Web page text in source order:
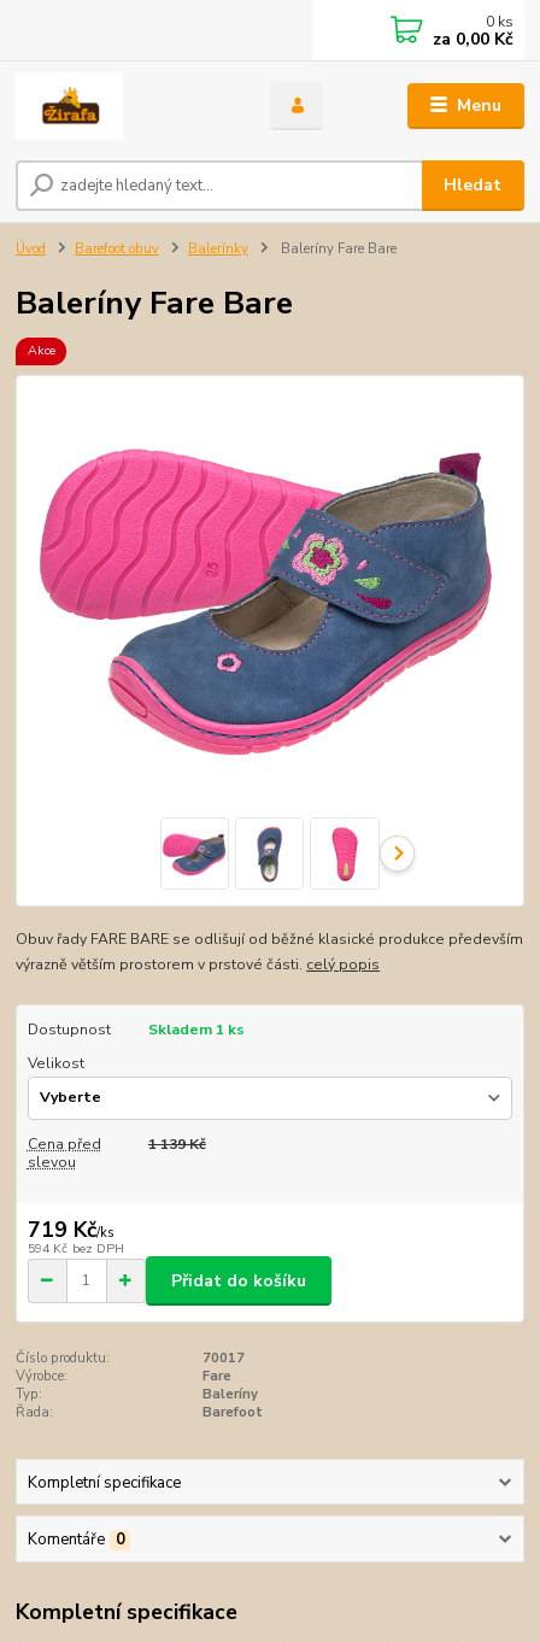
Menu
Hledat
0 ks
za 0,00 Kč
Úvod Barefoot obuv Balerínky Baleríny Fare Bare
Baleríny Fare Bare
Akce
Obuv řady FARE BARE se odlišují od běžné klasické produkce především
výrazně větším prostorem v prstové části. celý popis
Dostupnost
Skladem 1 ks
Velikost
Cena před
slevou
1 139 Kč
719 Kč/ks
594 Kč bez DPH
Přidat do košíku
Číslo produktu:
70017
Výrobce:
Fare
Typ:
Baleríny
Řada:
Barefoot
Kompletní specifikace
Komentáře 0
Kompletní specifikace